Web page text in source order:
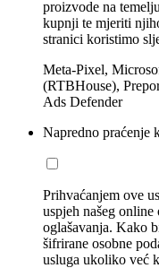
proizvode na
kupnji te mjeriti
stranici koristimo
Meta-Pixel,
(RTBHouse),
Ads Defender
Napredno praćenje
Prihvaćanjem ove
uspjeh našeg
oglašavanja. Kako
šifrirane osobne
usluga ukoliko već